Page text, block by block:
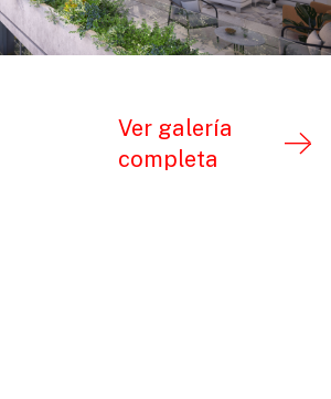
Ver galería
completa